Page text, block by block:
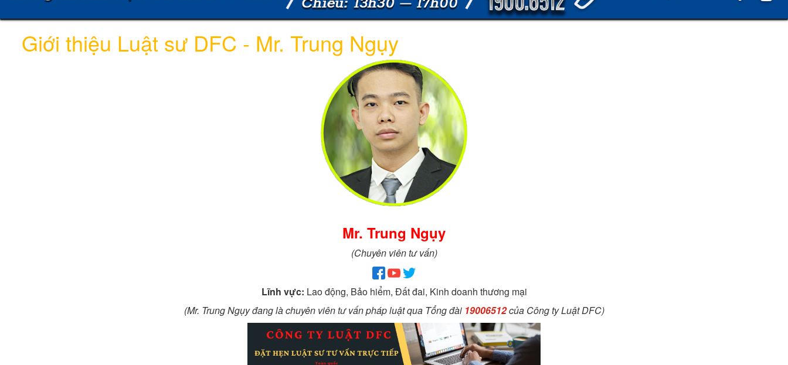
Giới thiệu Luật sư DFC - Mr. Trung Ngụy
Mr. Trung Ngụy
(Chuyên viên tư vấn)
Lĩnh vực: Lao động, Bảo hiểm, Đất đai, Kinh doanh thương mại
(Mr. Trung Ngụy đang là chuyên viên tư vấn pháp luật qua Tổng đài 19006512của Công ty Luật DFC)